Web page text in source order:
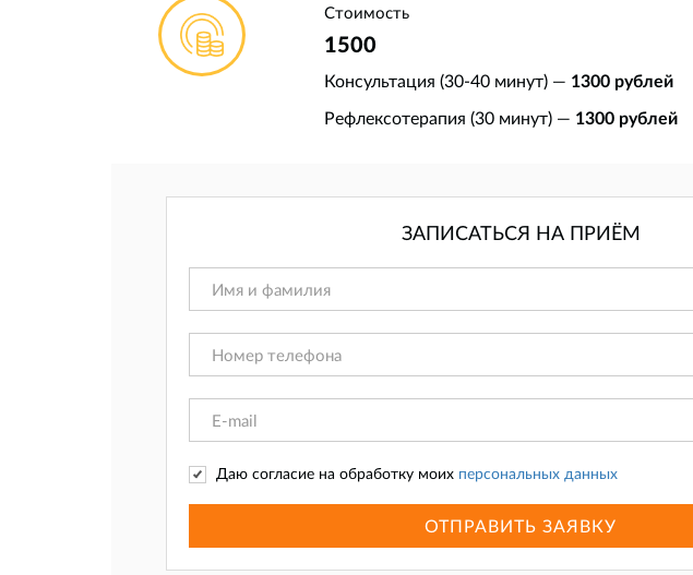
Стоимость
1500
Консультация (30-40 минут) — 1300 рублей
Рефлексотерапия (30 минут) — 1300 рублей
ЗАПИСАТЬСЯ НА ПРИЁМ
Даю согласие на обработку моих персональных данных
ОТПРАВИТЬ ЗАЯВКУ